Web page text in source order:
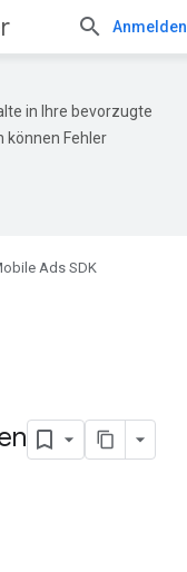
Anmelden
in Ihre bevorzugte
können Fehler
Ads SDK